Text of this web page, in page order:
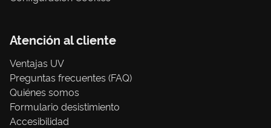
Atención al cliente
Ventajas UV
Preguntas frecuentes (FAQ)
Quiénes somos
Formulario desistimiento
Accesibilidad